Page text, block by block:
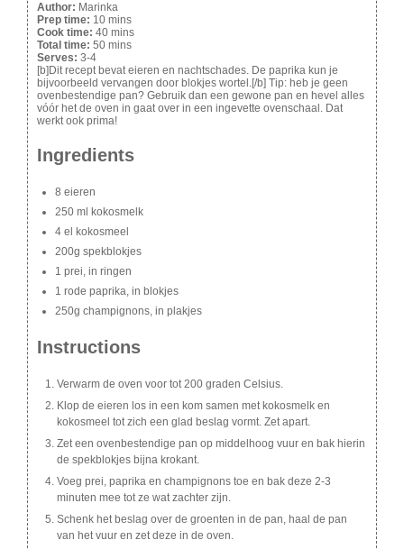
Author: Marinka
Prep time: 10 mins
Cook time: 40 mins
Total time: 50 mins
Serves: 3-4
[b]Dit recept bevat eieren en nachtschades. De paprika kun je
bijvoorbeeld vervangen door blokjes wortel.[/b] Tip: heb je geen
ovenbestendige pan? Gebruik dan een gewone pan en hevel alles
vóór het de oven in gaat over in een ingevette ovenschaal. Dat
werkt ook prima!
Ingredients
8 eieren
250 ml kokosmelk
4 el kokosmeel
200g spekblokjes
1 prei, in ringen
1 rode paprika, in blokjes
250g champignons, in plakjes
Instructions
Verwarm de oven voor tot 200 graden Celsius.
Klop de eieren los in een kom samen met kokosmelk en
kokosmeel tot zich een glad beslag vormt. Zet apart.
Zet een ovenbestendige pan op middelhoog vuur en bak hierin
de spekblokjes bijna krokant.
Voeg prei, paprika en champignons toe en bak deze 2-3
minuten mee tot ze wat zachter zijn.
Schenk het beslag over de groenten in de pan, haal de pan
van het vuur en zet deze in de oven.